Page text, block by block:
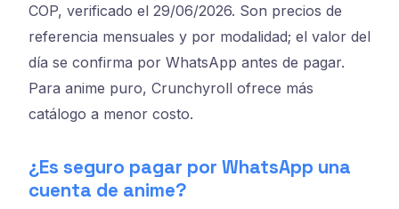
COP, verificado el 29/06/2026. Son precios de
referencia mensuales y por modalidad; el valor del
día se confirma por WhatsApp antes de pagar.
Para anime puro, Crunchyroll ofrece más
catálogo a menor costo.
¿Es seguro pagar por WhatsApp una
cuenta de anime?